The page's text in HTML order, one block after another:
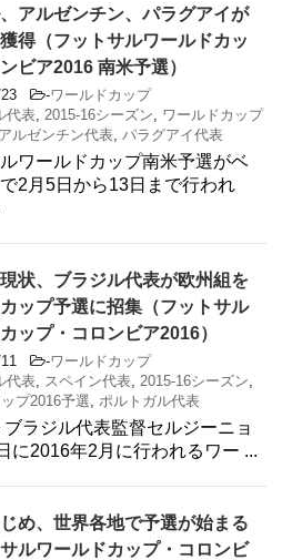
アルゼンチン、パラグアイが
得（フットサルワールドカッ
ビア2016 南米予選）
-ワールドカップ
代表 2015-16シーズン
ワールドカップ
アルゼンチン代表 パラグアイ代表
ワールドカップ南米予選がベ
2月5日から13日まで行われ
状、ブラジル代表が欧州組を
ップ予選に招集（フットサル
ップ・コロンビア2016）
-ワールドカップ
代表
スペイン代表 2015-16シーズン
プ2016予選
ポルトガル代表
ブラジル代表監督セルジーニョ
に2016年2月に行われるワー ...
め、世界各地で予選が始まる
サルワールドカップ・コロンビ